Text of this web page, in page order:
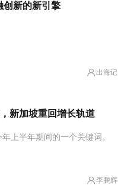
创新的新引擎
出海记
新加坡重回增长轨道
上半年期间的一个关键词。
李鹏辉